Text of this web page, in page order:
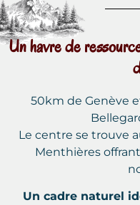
Un havre de
50km de Genève
Le centre se trouve
Menthières
Un cadre naturel